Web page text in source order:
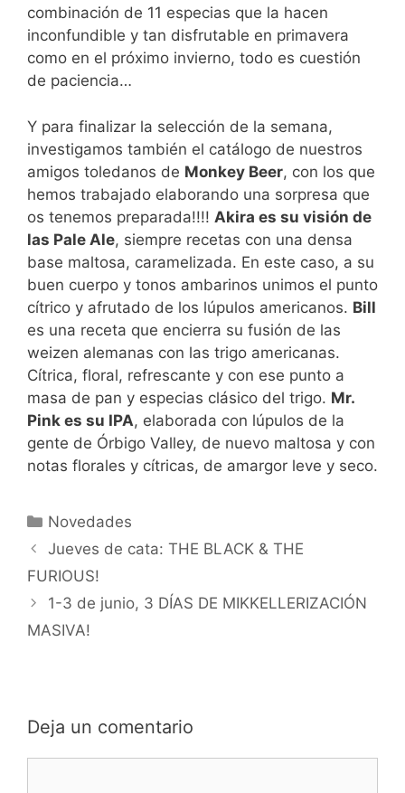
combinación de 11 especias que la hacen
inconfundible y tan disfrutable en primavera
como en el próximo invierno, todo es cuestión
de paciencia…
Y para finalizar la selección de la semana,
investigamos también el catálogo de nuestros
amigos toledanos de Monkey Beer, con los que
hemos trabajado elaborando una sorpresa que
os tenemos preparada!!!! Akira es su visión de
las Pale Ale, siempre recetas con una densa
base maltosa, caramelizada. En este caso, a su
buen cuerpo y tonos ambarinos unimos el punto
cítrico y afrutado de los lúpulos americanos. Bill
es una receta que encierra su fusión de las
weizen alemanas con las trigo americanas.
Cítrica, floral, refrescante y con ese punto a
masa de pan y especias clásico del trigo. Mr.
Pink es su IPA, elaborada con lúpulos de la
gente de Órbigo Valley, de nuevo maltosa y con
notas florales y cítricas, de amargor leve y seco.
Categorías
Novedades
Jueves de cata: THE BLACK & THE
FURIOUS!
1-3 de junio, 3 DÍAS DE MIKKELLERIZACIÓN
MASIVA!
Deja un comentario